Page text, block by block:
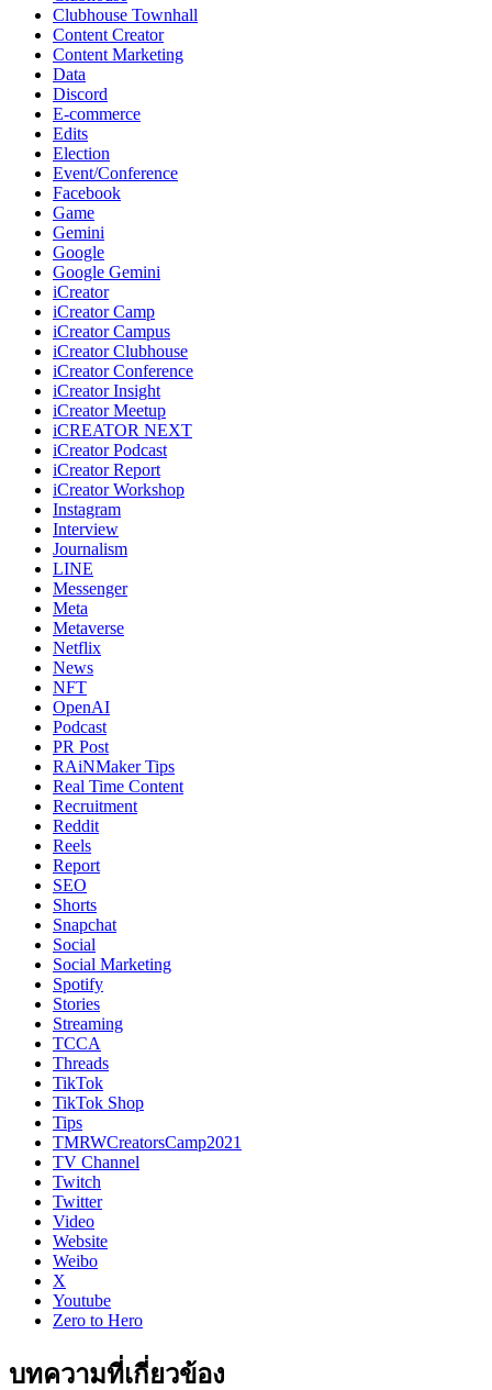
Clubhouse Townhall
Content Creator
Content Marketing
Data
Discord
E-commerce
Edits
Election
Event/Conference
Facebook
Game
Gemini
Google
Google Gemini
iCreator
iCreator Camp
iCreator Campus
iCreator Clubhouse
iCreator Conference
iCreator Insight
iCreator Meetup
iCREATOR NEXT
iCreator Podcast
iCreator Report
iCreator Workshop
Instagram
Interview
Journalism
LINE
Messenger
Meta
Metaverse
Netflix
News
NFT
OpenAI
Podcast
PR Post
RAiNMaker Tips
Real Time Content
Recruitment
Reddit
Reels
Report
SEO
Shorts
Snapchat
Social
Social Marketing
Spotify
Stories
Streaming
TCCA
Threads
TikTok
TikTok Shop
Tips
TMRWCreatorsCamp2021
TV Channel
Twitch
Twitter
Video
Website
Weibo
X
Youtube
Zero to Hero
บทความที่เกี่ยวข้อง